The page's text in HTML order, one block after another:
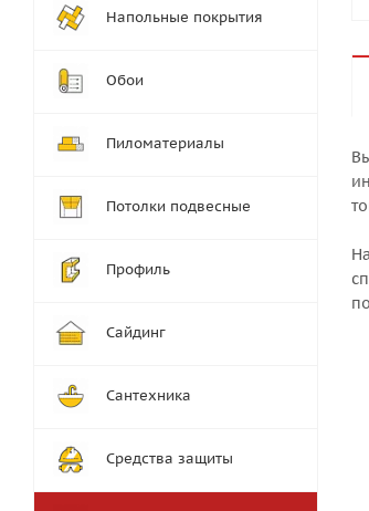
Напольные покрытия
Обои
Пиломатериалы
Потолки подвесные
Профиль
Сайдинг
Сантехника
Средства защиты